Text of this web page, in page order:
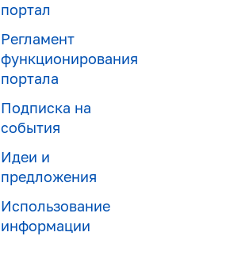
портал
Регламент
функционирования
портала
Подписка на
события
Идеи и
предложения
Использование
информации